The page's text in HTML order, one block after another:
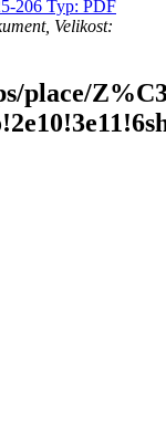
206 Typ: PDF
Velikost:
place/